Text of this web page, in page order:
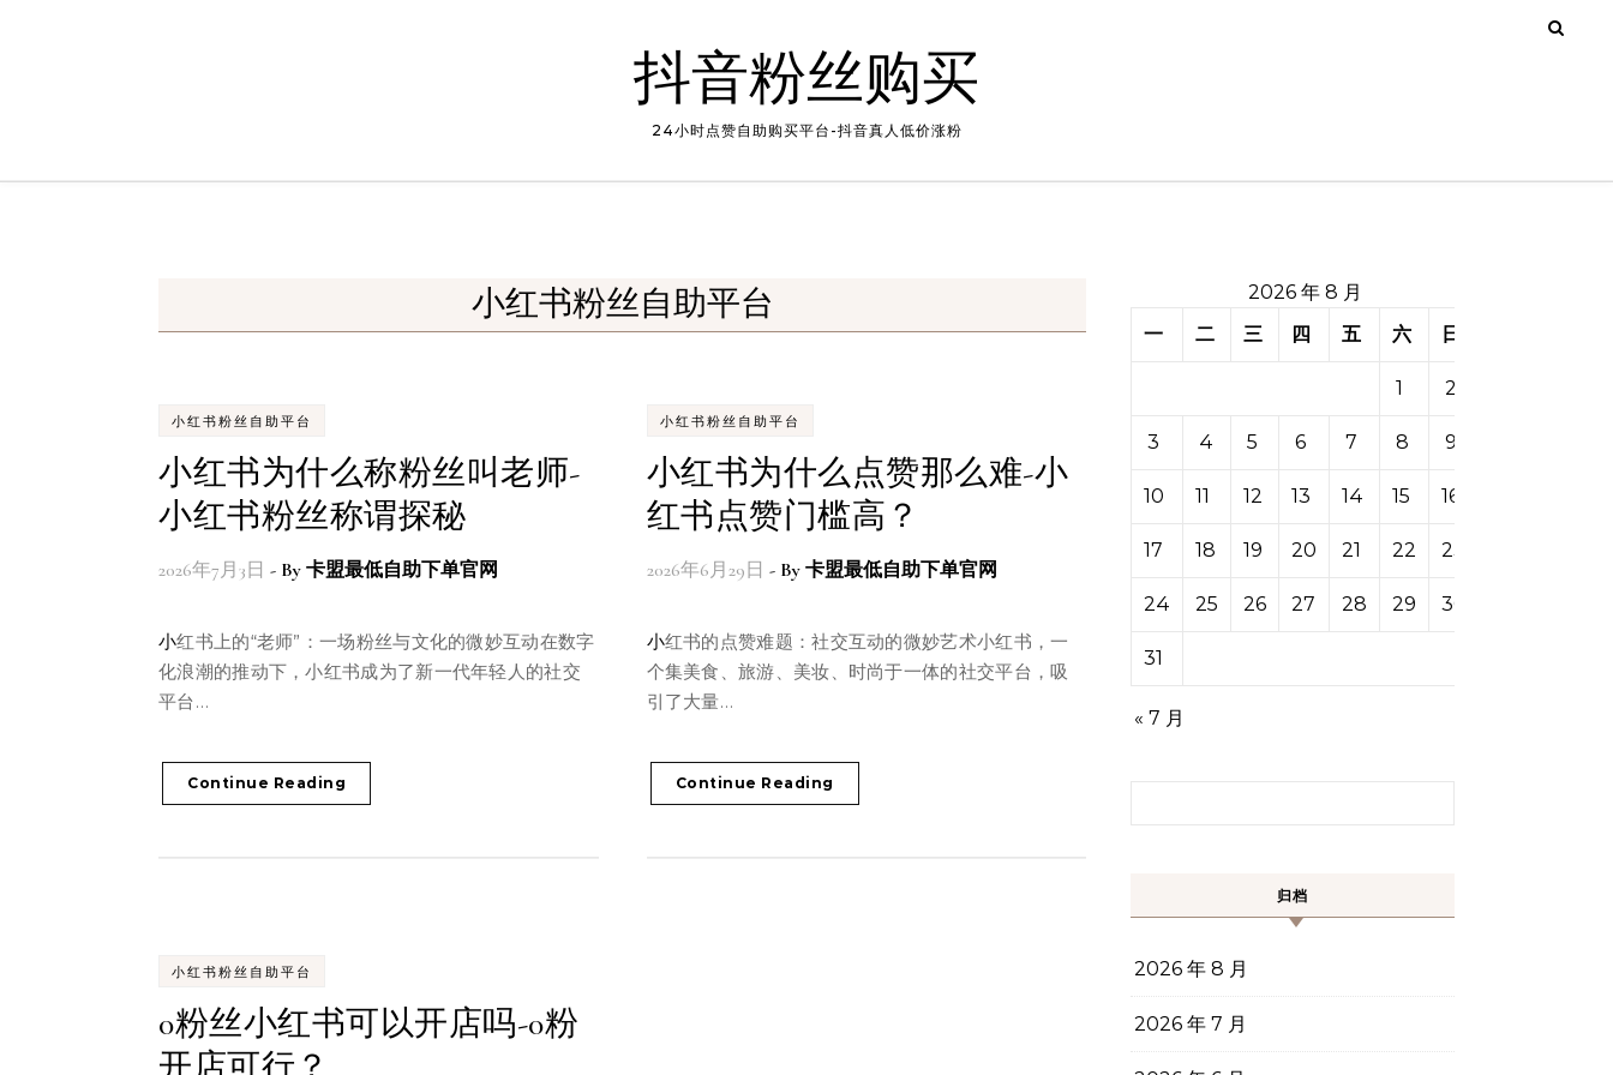
抖音粉丝购买
24小时点赞自助购买平台-抖音真人低价涨粉
小红书粉丝自助平台
小红书粉丝自助平台
小红书为什么称粉丝叫老师-
小红书粉丝称谓探秘
2026年7月3日 - By 卡盟最低自助下单官网
小红书上的“老师”：一场粉丝与文化的微妙互动在数字
化浪潮的推动下，小红书成为了新一代年轻人的社交
平台…
Continue Reading
小红书粉丝自助平台
小红书为什么点赞那么难-小
红书点赞门槛高？
2026年6月29日 - By 卡盟最低自助下单官网
小红书的点赞难题：社交互动的微妙艺术小红书，一
个集美食、旅游、美妆、时尚于一体的社交平台，吸
引了大量…
Continue Reading
小红书粉丝自助平台
0粉丝小红书可以开店吗-0粉
开店可行？
2026 年 8 月
一
二 三 四 五 六 日
1 2
3 4 5 6 7 8 9
10 11 12 13 14 15 16
17 18 19 20 21 22 23
24 25 26 27 28 29 30
31
« 7 月
归档
2026 年 8 月
2026 年 7 月